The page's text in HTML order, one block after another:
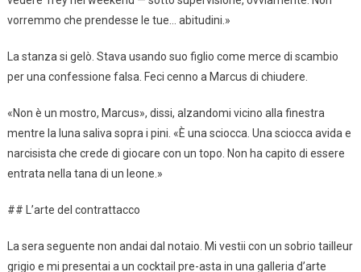
vorremmo che prendesse le tue… abitudini.»
La stanza si gelò. Stava usando suo figlio come merce di scambio
per una confessione falsa. Feci cenno a Marcus di chiudere.
«Non è un mostro, Marcus», dissi, alzandomi vicino alla finestra
mentre la luna saliva sopra i pini. «È una sciocca. Una sciocca avida e
narcisista che crede di giocare con un topo. Non ha capito di essere
entrata nella tana di un leone.»
## L’arte del contrattacco
La sera seguente non andai dal notaio. Mi vestii con un sobrio tailleur
grigio e mi presentai a un cocktail pre-asta in una galleria d’arte